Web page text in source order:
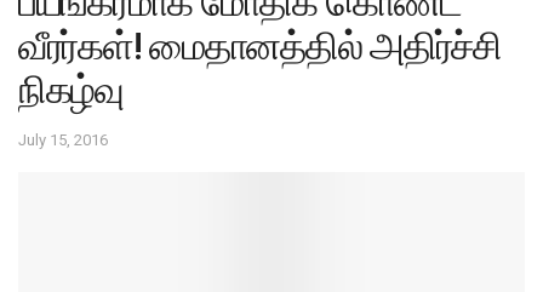
வீரர்கள்! மைதானத்தில் அதிர்ச்சி
நிகழ்வு
July 15, 2016